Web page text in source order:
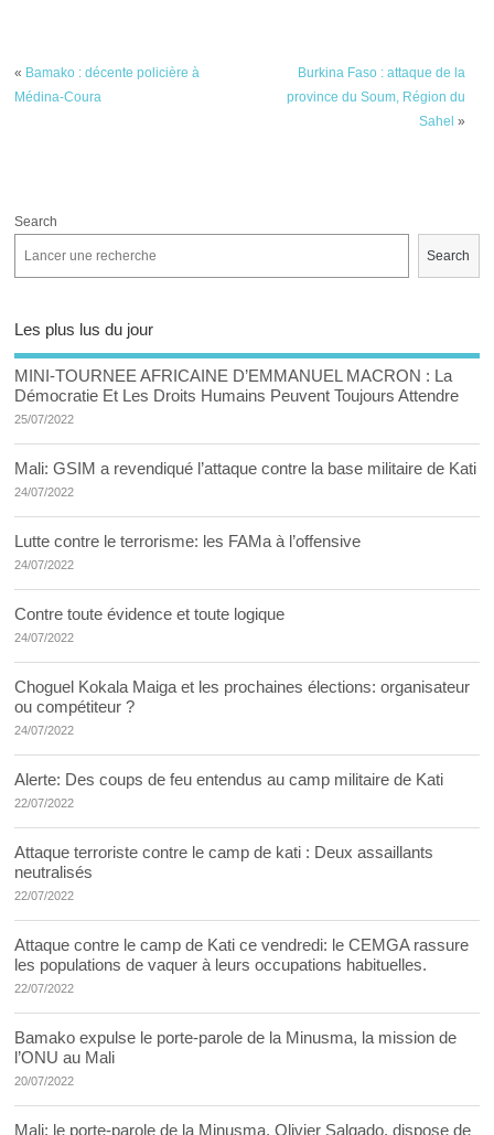
« Bamako : décente policière à
Médina-Coura
Burkina Faso : attaque de la
province du Soum, Région du
Sahel »
Search
Search
Les plus lus du jour
MINI-TOURNEE AFRICAINE D’EMMANUEL MACRON : La
Démocratie Et Les Droits Humains Peuvent Toujours Attendre
25/07/2022
Mali: GSIM a revendiqué l’attaque contre la base militaire de Kati
24/07/2022
Lutte contre le terrorisme: les FAMa à l’offensive
24/07/2022
Contre toute évidence et toute logique
24/07/2022
Choguel Kokala Maiga et les prochaines élections: organisateur
ou compétiteur ?
24/07/2022
Alerte: Des coups de feu entendus au camp militaire de Kati
22/07/2022
Attaque terroriste contre le camp de kati : Deux assaillants
neutralisés
22/07/2022
Attaque contre le camp de Kati ce vendredi: le CEMGA rassure
les populations de vaquer à leurs occupations habituelles.
22/07/2022
Bamako expulse le porte-parole de la Minusma, la mission de
l’ONU au Mali
20/07/2022
Mali: le porte-parole de la Minusma, Olivier Salgado, dispose de